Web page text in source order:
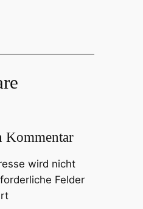
Kommentar
wird nicht
Felder